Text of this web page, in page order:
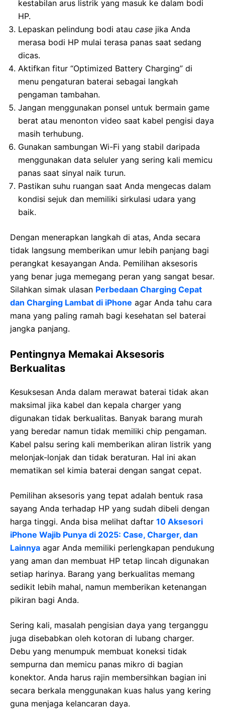
kestabilan arus listrik yang masuk ke dalam bodi
HP.
Lepaskan pelindung bodi atau case jika Anda
merasa bodi HP mulai terasa panas saat sedang
dicas.
Aktifkan fitur “Optimized Battery Charging” di
menu pengaturan baterai sebagai langkah
pengaman tambahan.
Jangan menggunakan ponsel untuk bermain game
berat atau menonton video saat kabel pengisi daya
masih terhubung.
Gunakan sambungan Wi-Fi yang stabil daripada
menggunakan data seluler yang sering kali memicu
panas saat sinyal naik turun.
Pastikan suhu ruangan saat Anda mengecas dalam
kondisi sejuk dan memiliki sirkulasi udara yang
baik.
Dengan menerapkan langkah di atas, Anda secara
tidak langsung memberikan umur lebih panjang bagi
perangkat kesayangan Anda. Pemilihan aksesoris
yang benar juga memegang peran yang sangat besar.
Silahkan simak ulasan Perbedaan Charging Cepat
dan Charging Lambat di iPhone agar Anda tahu cara
mana yang paling ramah bagi kesehatan sel baterai
jangka panjang.
Pentingnya Memakai Aksesoris
Berkualitas
Kesuksesan Anda dalam merawat baterai tidak akan
maksimal jika kabel dan kepala charger yang
digunakan tidak berkualitas. Banyak barang murah
yang beredar namun tidak memiliki chip pengaman.
Kabel palsu sering kali memberikan aliran listrik yang
melonjak-lonjak dan tidak beraturan. Hal ini akan
mematikan sel kimia baterai dengan sangat cepat.
Pemilihan aksesoris yang tepat adalah bentuk rasa
sayang Anda terhadap HP yang sudah dibeli dengan
harga tinggi. Anda bisa melihat daftar 10 Aksesori
iPhone Wajib Punya di 2025: Case, Charger, dan
Lainnya agar Anda memiliki perlengkapan pendukung
yang aman dan membuat HP tetap lincah digunakan
setiap harinya. Barang yang berkualitas memang
sedikit lebih mahal, namun memberikan ketenangan
pikiran bagi Anda.
Sering kali, masalah pengisian daya yang terganggu
juga disebabkan oleh kotoran di lubang charger.
Debu yang menumpuk membuat koneksi tidak
sempurna dan memicu panas mikro di bagian
konektor. Anda harus rajin membersihkan bagian ini
secara berkala menggunakan kuas halus yang kering
guna menjaga kelancaran daya.